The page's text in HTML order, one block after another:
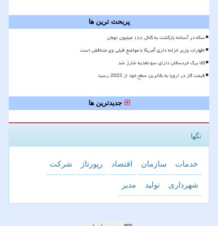
پربحث ترین ها
سکه در آستانه بازگشت به کانال ۱۸۸ میلیون تومان
اظهارات وزیر خزانه داری آمریکا با مواضع قبلی وی متناقض است
کالا برگ خردسالان دارای سوءتغذیه شارژ شد
قیمت گاز در اروپا به بالاترین سطح خود از 2023 رسید
جدیدترین ها
تگها
خدمات سازمان اقتصاد رپورتاژ شركت
شهرداری تولید مدیر